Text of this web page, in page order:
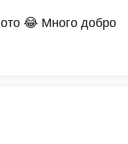
😂 Много добро